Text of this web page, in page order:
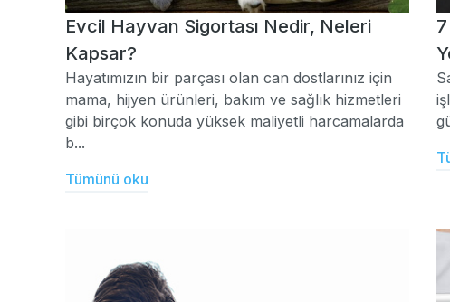
Evcil Hayvan Sigortası Nedir, Neleri
Kapsar?
Hayatımızın bir parçası olan can dostlarınız için
mama, hijyen ürünleri, bakım ve sağlık hizmetleri
gibi birçok konuda yüksek maliyetli harcamalarda
b...
Tümünü oku